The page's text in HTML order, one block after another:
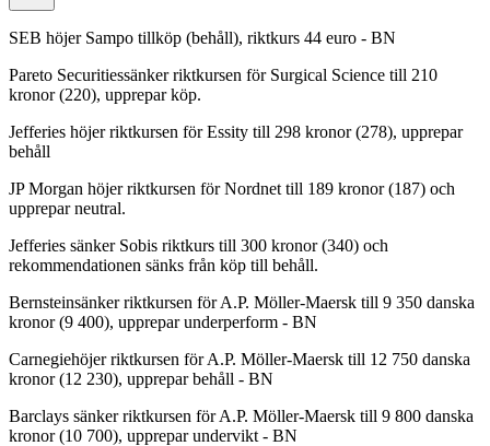
SEB höjer Sampo tillköp (behåll), riktkurs 44 euro - BN
Pareto Securitiessänker riktkursen för Surgical Science till 210
kronor (220), upprepar köp.
Jefferies höjer riktkursen för Essity till 298 kronor (278), upprepar
behåll
JP Morgan höjer riktkursen för Nordnet till 189 kronor (187) och
upprepar neutral.
Jefferies sänker Sobis riktkurs till 300 kronor (340) och
rekommendationen sänks från köp till behåll.
Bernsteinsänker riktkursen för A.P. Möller-Maersk till 9 350 danska
kronor (9 400), upprepar underperform - BN
Carnegiehöjer riktkursen för A.P. Möller-Maersk till 12 750 danska
kronor (12 230), upprepar behåll - BN
Barclays sänker riktkursen för A.P. Möller-Maersk till 9 800 danska
kronor (10 700), upprepar undervikt - BN